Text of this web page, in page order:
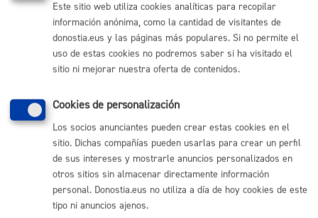
(gratuito desde Donostia / San Sebastián)
(+34) 943 481 000
Buzón de la ciudadanía
Informar de un error en la web
Enlaces útiles
Ofertas de empleo
Perfil del contratante
Sede electrónica
Mapas - GeoDonostia
Sala de prensa
Mapa web
Este sitio web utiliza cookies analíticas para recopilar
información anónima, como la cantidad de visitantes de
donostia.eus y las páginas más populares. Si no permite el
uso de estas cookies no podremos saber si ha visitado el
sitio ni mejorar nuestra oferta de contenidos.
Cookies de personalización
Los socios anunciantes pueden crear estas cookies en el
sitio. Dichas compañías pueden usarlas para crear un perfil
de sus intereses y mostrarle anuncios personalizados en
otros sitios sin almacenar directamente información
personal. Donostia.eus no utiliza a día de hoy cookies de este
tipo ni anuncios ajenos.